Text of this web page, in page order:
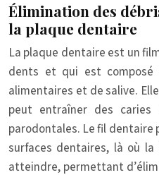
Élimination des
la plaque dentaire
La plaque dentaire est un
dents et qui est composé
alimentaires et de salive.
peut entraîner des
parodontales. Le fil dentaire
surfaces dentaires, là où
atteindre, permettant